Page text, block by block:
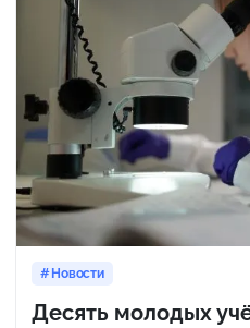
Новости
Десять молодых